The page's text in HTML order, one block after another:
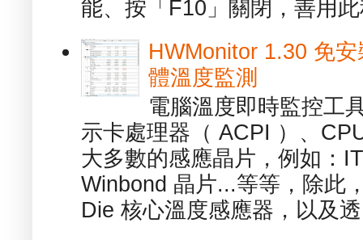
能、按「F10」關閉，善用
HWMonitor 1.30 免
體溫度監測
電腦溫度即時監控工
示卡處理器（ ACPI ）、
大多數的感應晶片，例如：
Winbond 晶片...等等，除此
Die 核心溫度感應器，以及